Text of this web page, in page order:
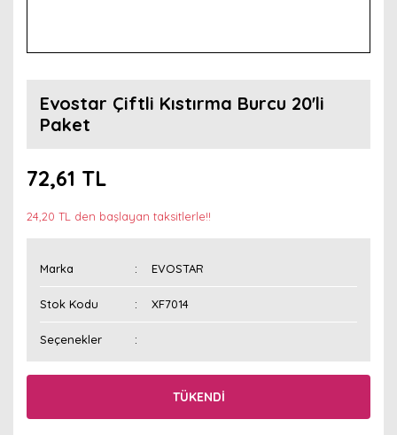
Evostar Çiftli Kıstırma Burcu 20'li
Paket
72,61 TL
24,20 TL den başlayan taksitlerle!!
Marka EVOSTAR
Stok Kodu XF7014
Seçenekler
TÜKENDİ